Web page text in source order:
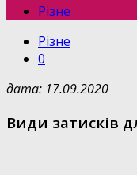
Різне
Різне
0
дата: 17.09.2020
Види затисків